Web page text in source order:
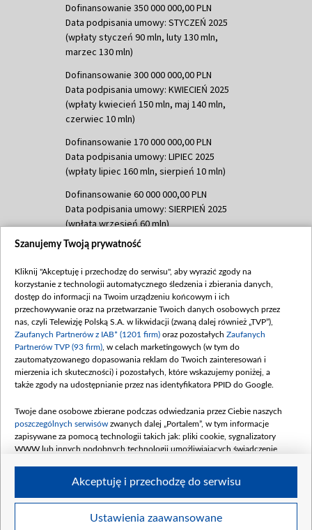
Dofinansowanie 350 000 000,00 PLN
Data podpisania umowy: STYCZEŃ 2025
(wpłaty styczeń 90 mln, luty 130 mln,
marzec 130 mln)
Dofinansowanie 300 000 000,00 PLN
Data podpisania umowy: KWIECIEŃ 2025
(wpłaty kwiecień 150 mln, maj 140 mln,
czerwiec 10 mln)
Dofinansowanie 170 000 000,00 PLN
Data podpisania umowy: LIPIEC 2025
(wpłaty lipiec 160 mln, sierpień 10 mln)
Dofinansowanie 60 000 000,00 PLN
Data podpisania umowy: SIERPIEŃ 2025
(wpłata wrzesień 60 mln)
Dofinansowanie 635 783 051,21 PLN
(wpłata wrzesień 100 mln, październik 350
mln, listopad 265 mln)
Dofinansowanie 48 862 000,00 PLN
Data podpisania umowy: GRUDZIEŃ 2025
(wpłata grudzień 60,548 mln)
Dofinansowanie 900 000 000,00 PLN
Data podpisania umowy: LUTY 2026 (wpłata
kwiecień 180 mln, 7 maja 180 mln, 8
czerwca 90 mln)
Dofinansowanie 250 000 000,00 PLN
4 sierpnia 250 mln
Szanujemy Twoją prywatność
Kliknij "Akceptuję i przechodzę do serwisu", aby wyrazić zgody na
korzystanie z technologii automatycznego śledzenia i zbierania danych,
dostęp do informacji na Twoim urządzeniu końcowym i ich
przechowywanie oraz na przetwarzanie Twoich danych osobowych przez
nas, czyli Telewizję Polską S.A. w likwidacji (zwaną dalej również „TVP”),
Zaufanych Partnerów z IAB* (1201 firm) oraz pozostałych Zaufanych
Partnerów TVP (93 firm) , w celach marketingowych (w tym do
zautomatyzowanego dopasowania reklam do Twoich zainteresowań i
mierzenia ich skuteczności) i pozostałych, które wskazujemy poniżej, a
także zgody na udostępnianie przez nas identyfikatora PPID do Google.
Twoje dane osobowe zbierane podczas odwiedzania przez Ciebie naszych
poszczególnych serwisów zwanych dalej „Portalem”, w tym informacje
zapisywane za pomocą technologii takich jak: pliki cookie, sygnalizatory
WWW lub innych podobnych technologii umożliwiających świadczenie
Twoje dane osobowe zbierane podczas odwiedzania przez Ciebie
Ustawienia zaawansowane
Akceptuję i przechodzę do serwisu